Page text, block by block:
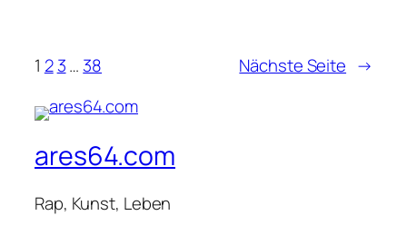
1 2 3… 38 Nächste Seite →
ares64.com
Rap, Kunst, Leben